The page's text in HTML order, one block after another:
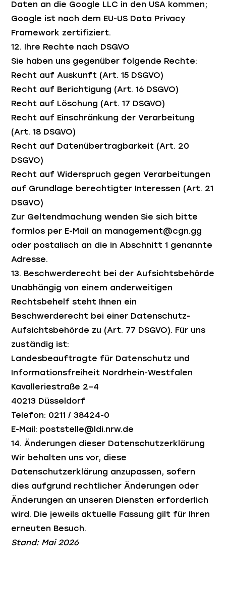
Daten an die Google LLC in den USA kommen;
Google ist nach dem EU-US Data Privacy
Framework zertifiziert.
12. Ihre Rechte nach DSGVO
Sie haben uns gegenüber folgende Rechte:
Recht auf Auskunft (Art. 15 DSGVO)
Recht auf Berichtigung (Art. 16 DSGVO)
Recht auf Löschung (Art. 17 DSGVO)
Recht auf Einschränkung der Verarbeitung
(Art. 18 DSGVO)
Recht auf Datenübertragbarkeit (Art. 20
DSGVO)
Recht auf Widerspruch gegen Verarbeitungen
auf Grundlage berechtigter Interessen (Art. 21
DSGVO)
Zur Geltendmachung wenden Sie sich bitte
formlos per E-Mail an management@cgn.gg
oder postalisch an die in Abschnitt 1 genannte
Adresse.
13. Beschwerderecht bei der Aufsichtsbehörde
Unabhängig von einem anderweitigen
Rechtsbehelf steht Ihnen ein
Beschwerderecht bei einer Datenschutz-
Aufsichtsbehörde zu (Art. 77 DSGVO). Für uns
zuständig ist:
Landesbeauftragte für Datenschutz und
Informationsfreiheit Nordrhein-Westfalen
Kavalleriestraße 2–4
40213 Düsseldorf
Telefon: 0211 / 38424-0
E-Mail: poststelle@ldi.nrw.de
14. Änderungen dieser Datenschutzerklärung
Wir behalten uns vor, diese
Datenschutzerklärung anzupassen, sofern
dies aufgrund rechtlicher Änderungen oder
Änderungen an unseren Diensten erforderlich
wird. Die jeweils aktuelle Fassung gilt für Ihren
erneuten Besuch.
Stand: Mai 2026